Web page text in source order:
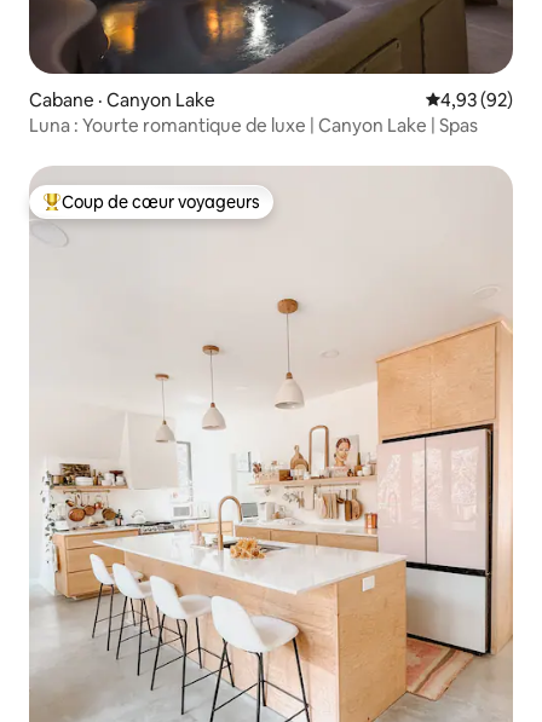
Cabane · Canyon Lake Note
4,93 (92)
Luna : Yourte romantique de luxe | Canyon Lake | Spas
Coup de cœur voyageurs parmi les plus aimés
Coup de cœur voyageurs